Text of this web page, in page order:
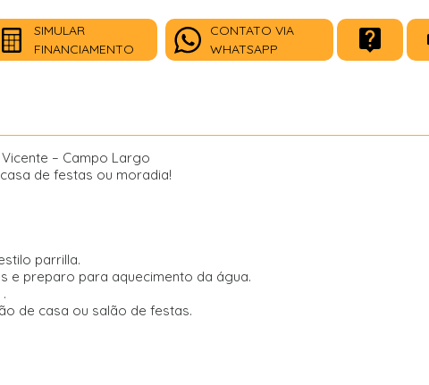
SIMULAR
FINANCIAMENTO
CONTATO VIA
WHATSAPP
– Campo Largo
de festas ou moradia!
parrilla.
e preparo para aquecimento da água.
de casa ou salão de festas.